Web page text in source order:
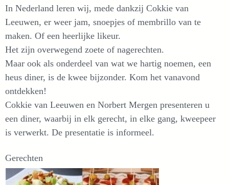
In Nederland leren wij, mede dankzij Cokkie van
Leeuwen, er weer jam, snoepjes of membrillo van te
maken. Of een heerlijke likeur.
Het zijn overwegend zoete of nagerechten.
Maar ook als onderdeel van wat we hartig noemen, een
heus diner, is de kwee bijzonder. Kom het vanavond
ontdekken!
Cokkie van Leeuwen en Norbert Mergen presenteren u
een diner, waarbij in elk gerecht, in elke gang, kweepeer
is verwerkt. De presentatie is informeel.
Gerechten